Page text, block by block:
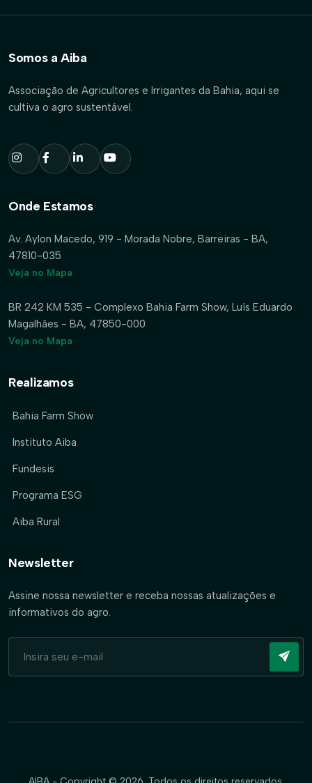
Somos a Aiba
Associação de Agricultores e Irrigantes da Bahia, aqui se
cultiva o agro sustentável.
Onde Estamos
Av. Aylon Macedo, 919 - Morada Nobre, Barreiras - BA,
47810-035
Veja no Mapa
BR 242 KM 535 - Complexo Bahia Farm Show, Luís Eduardo
Magalhães - BA, 47850-000
Veja no Mapa
Realizamos
Bahia Farm Show
Instituto Aiba
Fundesis
Programa ESG
Aiba Rural
Newsletter
Assine nossa newsletter e receba nossas atualizações e
informativos do agro.